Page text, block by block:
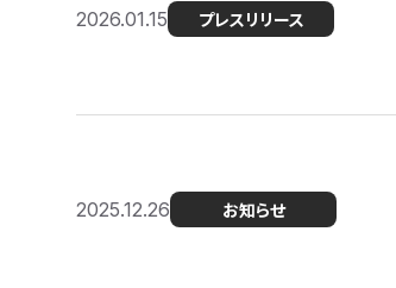
2026.01.15 プレスリリース
2025.12.26 お知らせ